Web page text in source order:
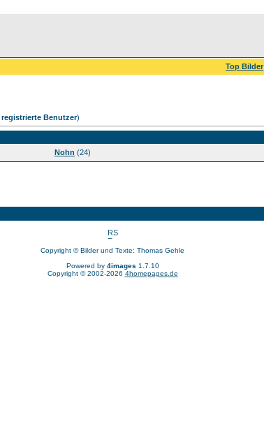
Top Bilder
registrierte Benutzer)
Nohn (24)
Copyright © Bilder und Texte: Thomas Gehle
Powered by 4images 1.7.10
Copyright © 2002-2026 4homepages.de